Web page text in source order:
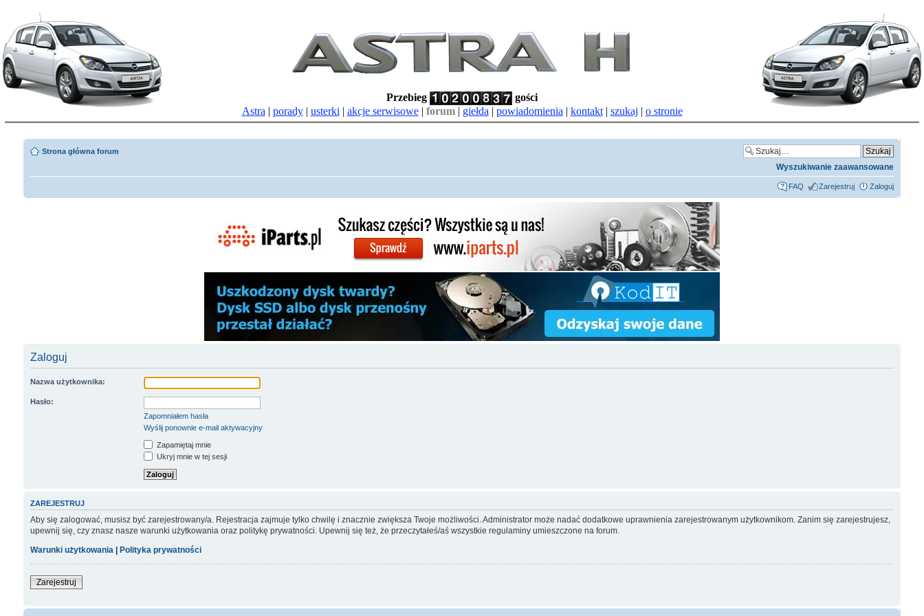
Przebieg
gości
Astra | porady| usterki | akcje serwisowe| forum| giełda | powiadomienia | kontakt| szukaj | o stronie
Strona główna forum
Wyszukiwanie zaawansowane
FAQ Zarejestruj Zaloguj
Zaloguj
Nazwa użytkownika:
Hasło:
Zapomniałem hasła
Wyślij ponownie e-mail aktywacyjny
Zapamiętaj mnie
Ukryj mnie w tej sesji
ZAREJESTRUJ
Aby się zalogować, musisz być zarejestrowany/a. Rejestracja zajmuje tylko chwilę i znacznie zwiększa Twoje możliwości. Administrator może nadać dodatkowe uprawnienia zarejestrowanym użytkownikom. Zanim się zarejestrujesz,
upewnij się, czy znasz nasze warunki użytkowania oraz politykę prywatności. Upewnij się też, że przeczytałeś/aś wszystkie regulaminy umieszczone na forum.
Warunki użytkowania | Polityka prywatności
Zarejestruj